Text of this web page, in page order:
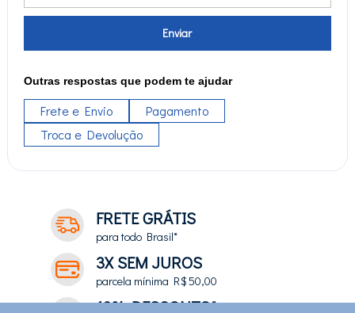
Enviar
Outras respostas que podem te ajudar
Frete e Envio
Pagamento
Troca e Devolução
FRETE GRÁTIS
para todo Brasil*
3X SEM JUROS
parcela mínima R$ 50,00
10% DESCONTO*